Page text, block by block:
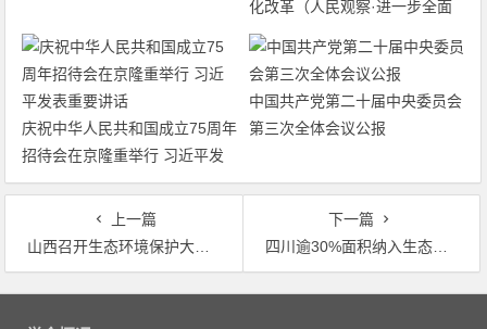
阅兵仪式 习近平发表重要讲话
化改革（人民观察·进一步全面
深化改革的“七个聚焦”）
庆祝中华人民共和国成立75周年
招待会在京隆重举行 习近平发
表重要讲话
中国共产党第二十届中央委员会
第三次全体会议公报
上一篇
山西召开生态环境保护大会 聚焦突出问题，坚决打好污染防治攻坚战
下一篇
四川逾30%面积纳入生态红线管控范围 可有效保护全省自然生态系统60%以上水源涵养功能、约50%水土保持功能及95%以上物种资源
文